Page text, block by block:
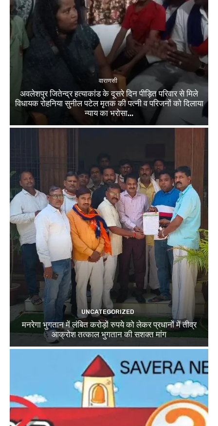
वाराणसी
अवलेशपुर जितेन्द्र हत्याकांड के दूसरे दिन पीड़ित परिवार से मिले
विधायक रोहनिया सुनील पटेल मृतक की पत्नी व परिजनों को दिलाया
न्याय का भरोसा...
UNCATEGORIZED
मनरेगा भुगतान में लंबित करोड़ों रुपये को लेकर प्रधानों में तीव्र
आक्रोश तत्काल भुगतान की सशक्त मांग